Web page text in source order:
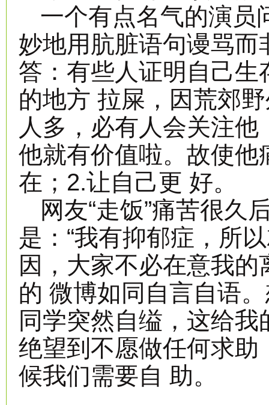
一个有点名气的演员
妙地用肮脏语句谩骂
答：有些人证明自己
的地方 拉屎，因荒郊
人多，必有人会关注
他就有价值啦。故使
在；2.让自己更 好。
网友“走饭”痛苦很久
是：“我有抑郁症，所
因，大家不必在意我的
的 微博如同自言自语
同学突然自缢，这给
绝望到不愿做任何求
候我们需要自 助。